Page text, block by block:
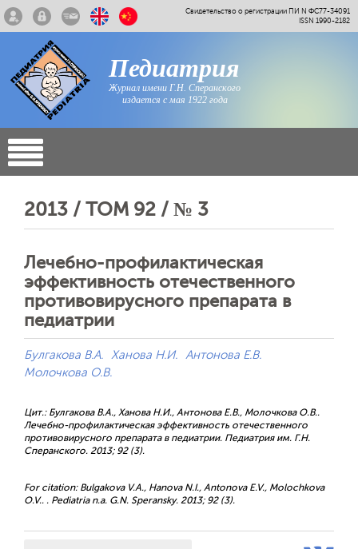
Свидетельство о регистрации ПИ N ФС77-34091
ISSN 1990-2182
Педиатрия
Журнал имени Г.Н. Сперанского
издается с мая 1922 года
2013 / ТОМ 92 / № 3
Лечебно-профилактическая
эффективность отечественного
противовирусного препарата в
педиатрии
Булгакова В.А. Ханова Н.И. Антонова Е.В.
Молочкова О.В.
Цит.: Булгакова В.А., Ханова Н.И., Антонова Е.В., Молочкова О.В..
Лечебно-профилактическая эффективность отечественного
противовирусного препарата в педиатрии. Педиатрия им. Г.Н.
Сперанского. 2013; 92 (3).
For citation: Bulgakova V.A., Hanova N.I., Antonova E.V., Molochkova
O.V.. . Pediatria n.a. G.N. Speransky. 2013; 92 (3).